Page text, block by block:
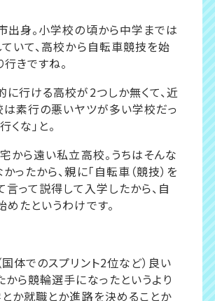
出身。小学校の頃から中学までは
いて、高校から自転車競技を始
きですね。
に行ける高校が2つしか無くて、近
は素行の悪いヤツが多い学校だっ
くな」と。
から遠い私立高校。うちはそんな
ったから、親に「自転車（競技）を
言って説得して入学したから、自
たというわけです。
体でのスプリント2位など）良い
ら競輪選手になったというより
とか就職とか進路を決めることか